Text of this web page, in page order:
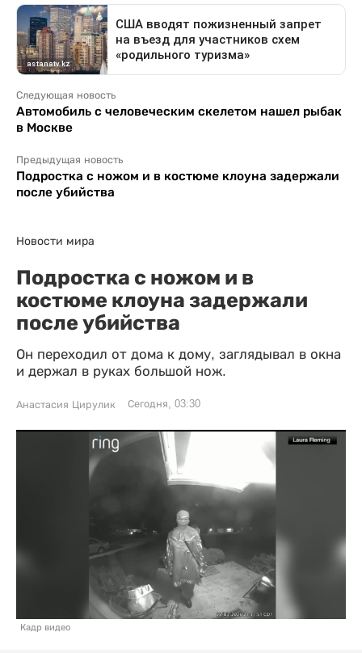
Следующая новость
Автомобиль с человеческим скелетом нашел рыбак
в Москве
Предыдущая новость
Подростка с ножом и в костюме клоуна задержали
после убийства
Новости мира
Подростка с ножом и в
костюме клоуна задержали
после убийства
Он переходил от дома к дому, заглядывал в окна
и держал в руках большой нож.
Анастасия Цирулик Сегодня, 03:30
Кадр видео